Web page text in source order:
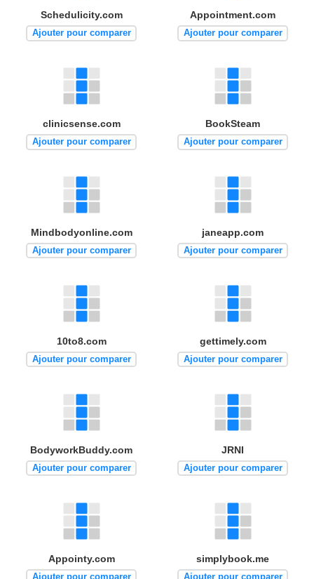
Schedulicity.com
Ajouter pour comparer
Appointment.com
Ajouter pour comparer
clinicsense.com
Ajouter pour comparer
BookSteam
Ajouter pour comparer
Mindbodyonline.com
Ajouter pour comparer
janeapp.com
Ajouter pour comparer
10to8.com
Ajouter pour comparer
gettimely.com
Ajouter pour comparer
BodyworkBuddy.com
Ajouter pour comparer
JRNI
Ajouter pour comparer
Appointy.com
Ajouter pour comparer
simplybook.me
Ajouter pour comparer